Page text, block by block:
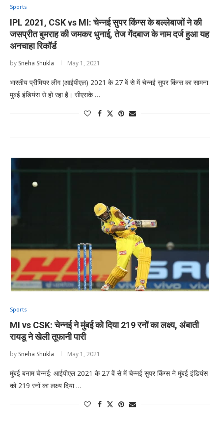
Sports
IPL 2021, CSK vs MI: चेन्नई सुपर किंग्स के बल्लेबाजों ने की
जसप्रीत बुमराह की जमकर धुनाई, तेज गेंदबाज के नाम दर्ज हुआ यह
अनचाहा रिकॉर्ड
by Sneha Shukla May 1, 2021
भारतीय प्रीमियर लीग (आईपीएल) 2021 के 27 वें से में चेन्नई सुपर किंग्स का सामना
मुंबई इंडियंस से हो रहा है। सीएसके …
Sports
MI vs CSK: चेन्नई ने मुंबई को दिया 219 रनों का लक्ष्य, अंबाती
रायडू ने खेली तूफानी पारी
by Sneha Shukla May 1, 2021
मुंबई बनाम चेन्नई: आईपीएल 2021 के 27 वें से में चेन्नई सुपर किंग्स ने मुंबई इंडियंस
को 219 रनों का लक्ष्य दिया …